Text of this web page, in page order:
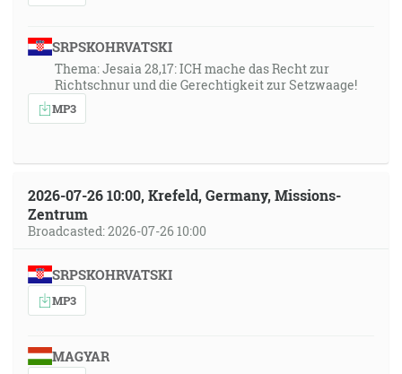
SRPSKOHRVATSKI
Thema: Jesaia 28,17: ICH mache das Recht zur
Richtschnur und die Gerechtigkeit zur Setzwaage!
MP3
2026-07-26 10:00, Krefeld, Germany, Missions-
Zentrum
Broadcasted: 2026-07-26 10:00
SRPSKOHRVATSKI
MP3
MAGYAR